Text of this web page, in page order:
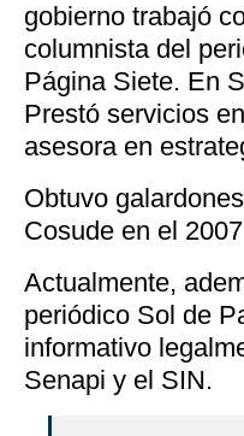
gobierno trabajó
columnista del
Página Siete. En
Prestó servicios
asesora en
Obtuvo
Cosude en el
Actualmente,
periódico Sol de
informativo
Senapi y el SIN.